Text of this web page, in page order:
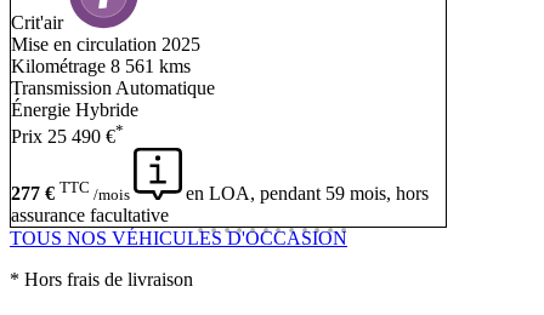
Crit'air
Mise en circulation 2025
Kilométrage 8 561 kms
Transmission Automatique
Énergie Hybride
Prix 25 490 €*
277 € TTC /mois
en LOA, pendant 59 mois, hors
assurance facultative
TOUS NOS VÉHICULES D'OCCASION
* Hors frais de livraison